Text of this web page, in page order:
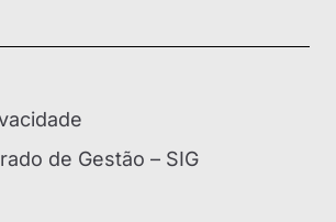
de Gestão – SIG